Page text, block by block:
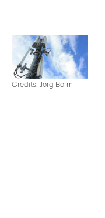
Credits: Jörg Borm